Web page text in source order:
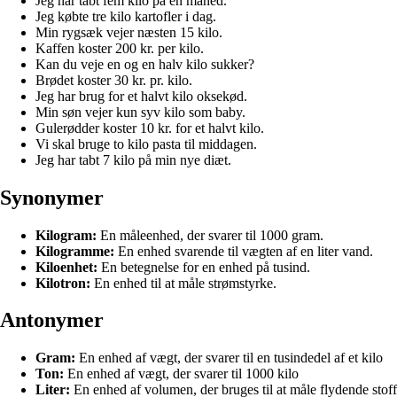
Jeg købte tre kilo kartofler i dag.
Min rygsæk vejer næsten 15 kilo.
Kaffen koster 200 kr. per kilo.
Kan du veje en og en halv kilo sukker?
Brødet koster 30 kr. pr. kilo.
Jeg har brug for et halvt kilo oksekød.
Min søn vejer kun syv kilo som baby.
Gulerødder koster 10 kr. for et halvt kilo.
Vi skal bruge to kilo pasta til middagen.
Jeg har tabt 7 kilo på min nye diæt.
Synonymer
Kilogram: En måleenhed, der svarer til 1000 gram.
Kilogramme: En enhed svarende til vægten af en liter vand.
Kiloenhet: En betegnelse for en enhed på tusind.
Kilotron: En enhed til at måle strømstyrke.
Antonymer
Gram: En enhed af vægt, der svarer til en tusindedel af et kilo
Ton: En enhed af vægt, der svarer til 1000 kilo
Liter: En enhed af volumen, der bruges til at måle flydende